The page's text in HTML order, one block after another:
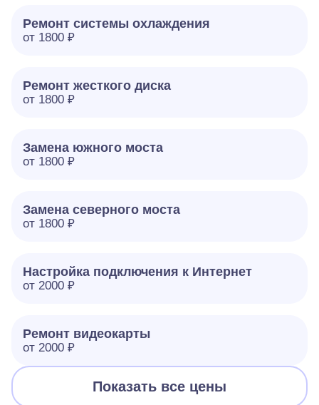
Ремонт системы охлаждения
от 1800 ₽
Ремонт жесткого диска
от 1800 ₽
Замена южного моста
от 1800 ₽
Замена северного моста
от 1800 ₽
Настройка подключения к Интернет
от 2000 ₽
Ремонт видеокарты
от 2000 ₽
Показать все цены